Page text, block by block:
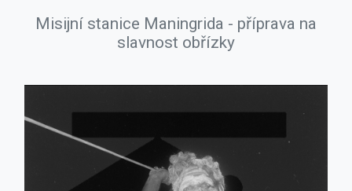
Misijní stanice Maningrida - příprava na
slavnost obřízky